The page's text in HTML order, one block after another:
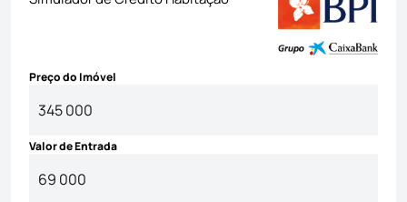
Preço do Imóvel
Valor de Entrada